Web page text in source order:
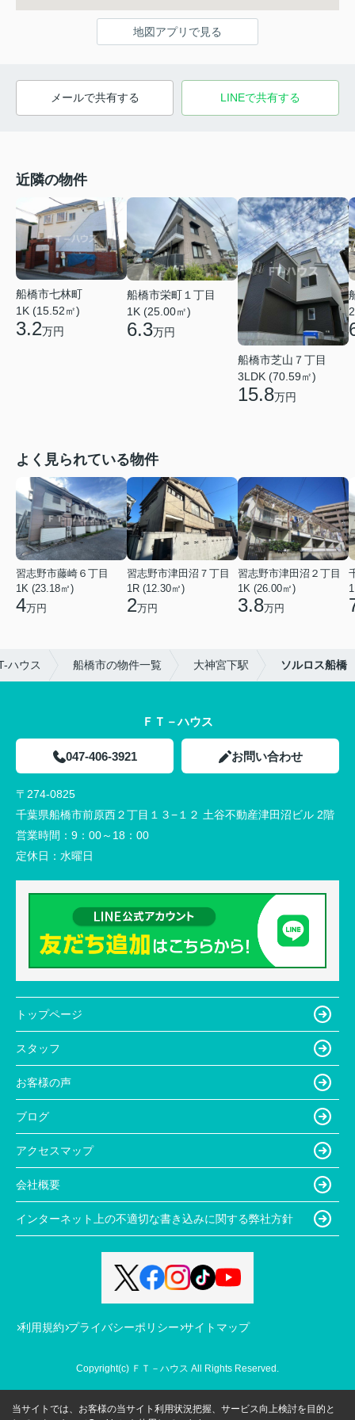
地図アプリで見る
メールで共有する LINEで共有する
近隣の物件
船橋市七林町
1K (15.52㎡)
3.2万円
船橋市栄町１丁目
1K (25.00㎡)
6.3万円
船橋市芝山７丁目
3LDK (70.59㎡)
15.8万円
よく見られている物件
習志野市藤崎６丁目
1K (23.18㎡)
4万円
習志野市津田沼７丁目
1R (12.30㎡)
2万円
習志野市津田沼２丁目
1K (26.00㎡)
3.8万円
ハウス 船橋市の物件一覧 大神宮下駅 ソルロス船橋
ＦＴ－ハウス
047-406-3921 お問い合わせ
〒274-0825
千葉県船橋市前原西２丁目１３−１２ 土谷不動産津田沼ビル 2階
営業時間： 9：00～18：00
定休日： 水曜日
トップページ
スタッフ
お客様の声
ブログ
アクセスマップ
会社概要
インターネット上の不適切な書き込みに関する弊社方針
利用規約 プライバシーポリシー サイトマップ
Copyright(c) ＦＴ－ハウス All Rights Reserved.
当サイトでは、お客様の当サイト利用状況把握、サービス向上検討を目的と